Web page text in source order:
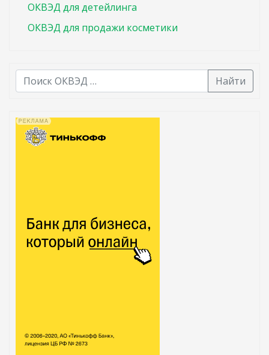
ОКВЭД для детейлинга
ОКВЭД для продажи косметики
Найти
В списке найденных результатов используйте